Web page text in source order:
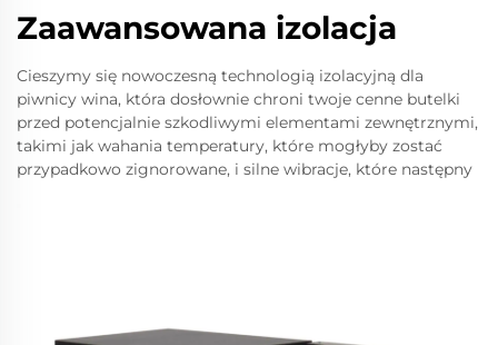
Zaawansowana izolacja
Cieszymy się nowoczesną technologią izolacyjną dla
piwnicy wina, która dosłownie chroni twoje cenne butelki
przed potencjalnie szkodliwymi elementami zewnętrznymi,
takimi jak wahania temperatury, które mogłyby zostać
przypadkowo zignorowane, i silne wibracje, które następny